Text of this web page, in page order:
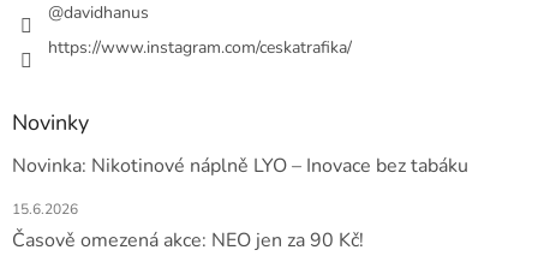
@davidhanus
https://www.instagram.com/ceskatrafika/
Novinky
Novinka: Nikotinové náplně LYO – Inovace bez tabáku
15.6.2026
Časově omezená akce: NEO jen za 90 Kč!